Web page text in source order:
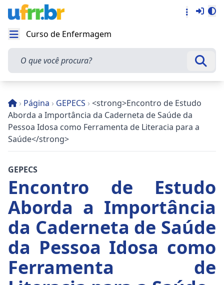
Abrir menu
Curso de Enfermagem
O que você procura?
› Página › GEPECS › <strong>Encontro de Estudo
Aborda a Importância da Caderneta de Saúde da
Pessoa Idosa como Ferramenta de Literacia para a
Saúde</strong>
GEPECS
Encontro de Estudo
Aborda a Importância
da Caderneta de Saúde
da Pessoa Idosa como
Ferramenta de